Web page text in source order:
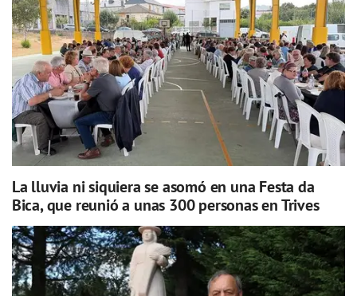
La lluvia ni siquiera se asomó en una Festa da
Bica, que reunió a unas 300 personas en Trives